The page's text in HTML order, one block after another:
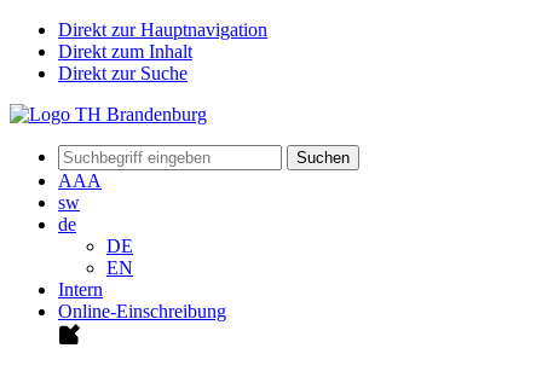
Direkt zur Hauptnavigation
Direkt zum Inhalt
Direkt zur Suche
Suchen
AAA
sw
de
DE
EN
Intern
Online-Einschreibung